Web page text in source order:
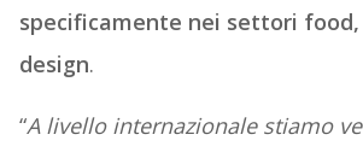
specificamente nei settori
design.
“A livello internazionale stiamo